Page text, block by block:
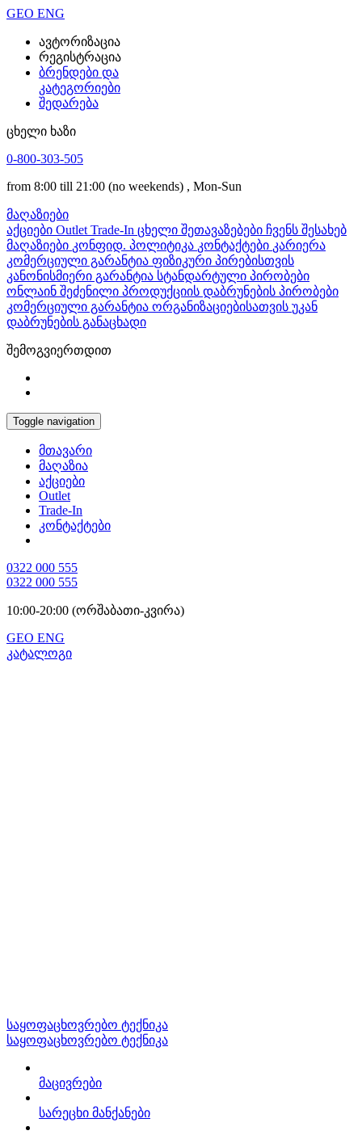
GEO ENG
ავტორიზაცია
რეგისტრაცია
ბრენდები და
კატეგორიები
შედარება
ცხელი ხაზი
0-800-303-505
from 8:00 till 21:00 (no weekends) , Mon-Sun
მაღაზიები
აქციები Outlet Trade-In ცხელი შეთავაზებები ჩვენს შესახებ
მაღაზიები კონფიდ. პოლიტიკა კონტაქტები კარიერა
კომერციული გარანტია ფიზიკური პირებისთვის
კანონისმიერი გარანტია სტანდარტული პირობები
ონლაინ შეძენილი პროდუქციის დაბრუნების პირობები
კომერციული გარანტია ორგანიზაციებისათვის უკან
დაბრუნების განაცხადი
შემოგვიერთდით
Toggle navigation
მთავარი
მაღაზია
აქციები
Outlet
Trade-In
კონტაქტები
0322 000 555
0322 000 555
10:00-20:00 (ორშაბათი-კვირა)
GEO ENG
კატალოგი
საყოფაცხოვრებო ტექნიკა
საყოფაცხოვრებო ტექნიკა
მაცივრები
სარეცხი მანქანები